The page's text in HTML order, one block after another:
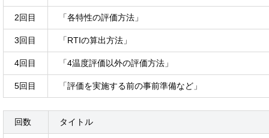
2回目 「各特性の評価方法」
3回目 「RTIの算出方法」
4回目 「4温度評価以外の評価方法」
5回目 「評価を実施する前の事前準備など」
回数 タイトル